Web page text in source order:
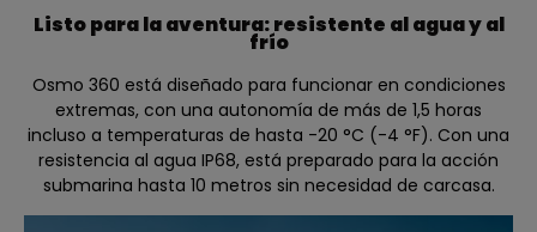
Listo para la aventura: resistente al agua y al
frío
Osmo 360 está diseñado para funcionar en condiciones
extremas, con una autonomía de más de 1,5 horas
incluso a temperaturas de hasta -20 °C (-4 °F). Con una
resistencia al agua IP68, está preparado para la acción
submarina hasta 10 metros sin necesidad de carcasa.